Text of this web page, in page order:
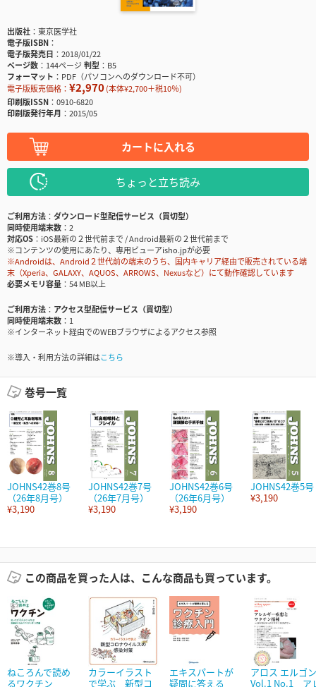
出版社
東京医学社
電子版ISBN
電子版発売日
2018/01/22
ページ数
144ページ判型
B5
フォーマット
PDF（パソコンへのダウンロード不可）
電子版販売価格： ¥2,970(本体¥2,700＋税10％)
印刷版ISSN
0910-6820
印刷版発行年月
2015/05
カートに入れる
ちょっと立ち読み
ご利用方法
ダウンロード型配信サービス（買切型）
同時使用端末数
2
対応OS
iOS最新の２世代前まで / Android最新の２世代前まで
※コンテンツの使用にあたり、専用ビューアisho.jpが必要
※Androidは、Android２世代前の端末のうち、国内キャリア経由で販売されている端
末（Xperia、GALAXY、AQUOS、ARROWS、Nexusなど）にて動作確認しています
必要メモリ容量
54 MB以上
ご利用方法
アクセス型配信サービス（買切型）
同時使用端末数
1
※インターネット経由でのWEBブラウザによるアクセス参照
※導入・利用方法の詳細はこちら
巻号一覧
JOHNS42巻8号
（26年8月号）
¥3,190
JOHNS42巻7号
（26年7月号）
¥3,190
JOHNS42巻6号
（26年6月号）
¥3,190
JOHNS42巻5号
¥3,190
この商品を買った人は、こんな商品も買っています。
ねころんで読め
るワクチン
カラーイラスト
で学ぶ 新型コ
エキスパートが
疑問に答える
アロス エルゴン
Vol.1 No.1 ア